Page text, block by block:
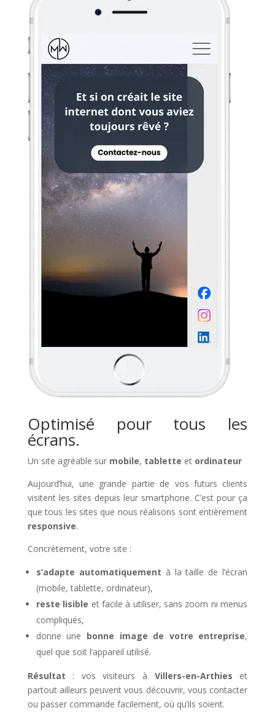
Optimisé pour tous les
écrans.
Un site agréable sur mobile, tablette et ordinateur
Aujourd’hui, une grande partie de vos futurs clients
visitent les sites depuis leur smartphone. C’est pour ça
que tous les sites que nous réalisons sont entièrement
responsive.
Concrètement, votre site :
s’adapte automatiquement à la taille de l’écran
(mobile, tablette, ordinateur),
reste lisible et facile à utiliser, sans zoom ni menus
compliqués,
donne une bonne image de votre entreprise,
quel que soit l’appareil utilisé.
Résultat : vos visiteurs à Villers-en-Arthies et
partout ailleurs peuvent vous découvrir, vous contacter
ou passer commande facilement, où qu’ils soient.